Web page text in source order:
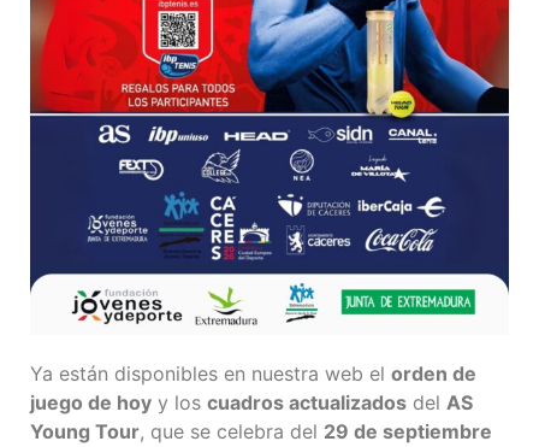
Ya están disponibles en nuestra web el orden de
juego de hoy y los cuadros actualizados del AS
Young Tour, que se celebra del 29 de septiembre